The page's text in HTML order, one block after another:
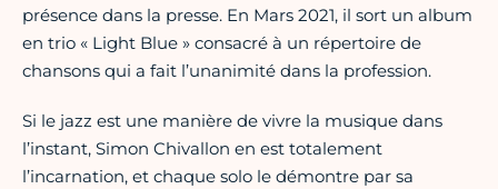
présence dans la presse. En Mars 2021, il sort un album
en trio « Light Blue » consacré à un répertoire de
chansons qui a fait l’unanimité dans la profession.
Si le jazz est une manière de vivre la musique dans
l’instant, Simon Chivallon en est totalement
l’incarnation, et chaque solo le démontre par sa